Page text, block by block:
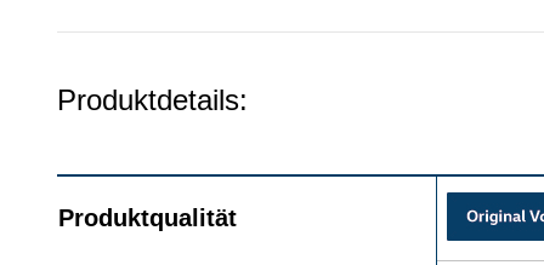
Produktdetails:
Produktqualität